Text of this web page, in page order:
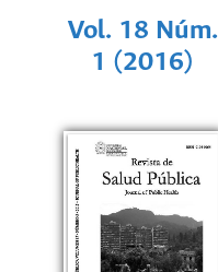
Vol. 18 Núm.
1 (2016)